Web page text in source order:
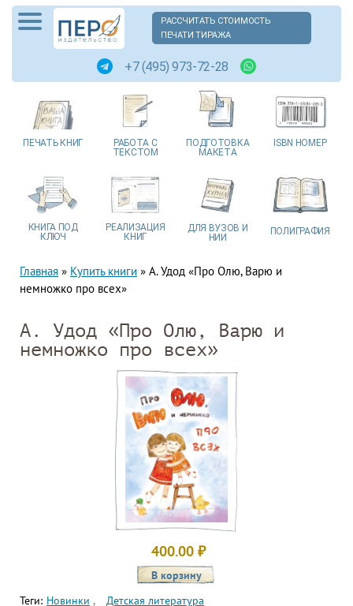
РАССЧИТАТЬ СТОИМОСТЬ
ПЕЧАТИ ТИРАЖА
+7 (495) 973-72-28
ПЕЧАТЬ КНИГ РАБОТА С
ТЕКСТОМ
ПОДГОТОВКА
МАКЕТА
ISBN НОМЕР
КНИГА ПОД
КЛЮЧ
РЕАЛИЗАЦИЯ
КНИГ
ДЛЯ ВУЗОВ И
НИИ
ПОЛИГРАФИЯ
Главная » Купить книги » А. Удод «Про Олю, Варю и
немножко про всех»
А. Удод «Про Олю, Варю и
немножко про всех»
400.00 ₽
Теги: Новинки Детская литература